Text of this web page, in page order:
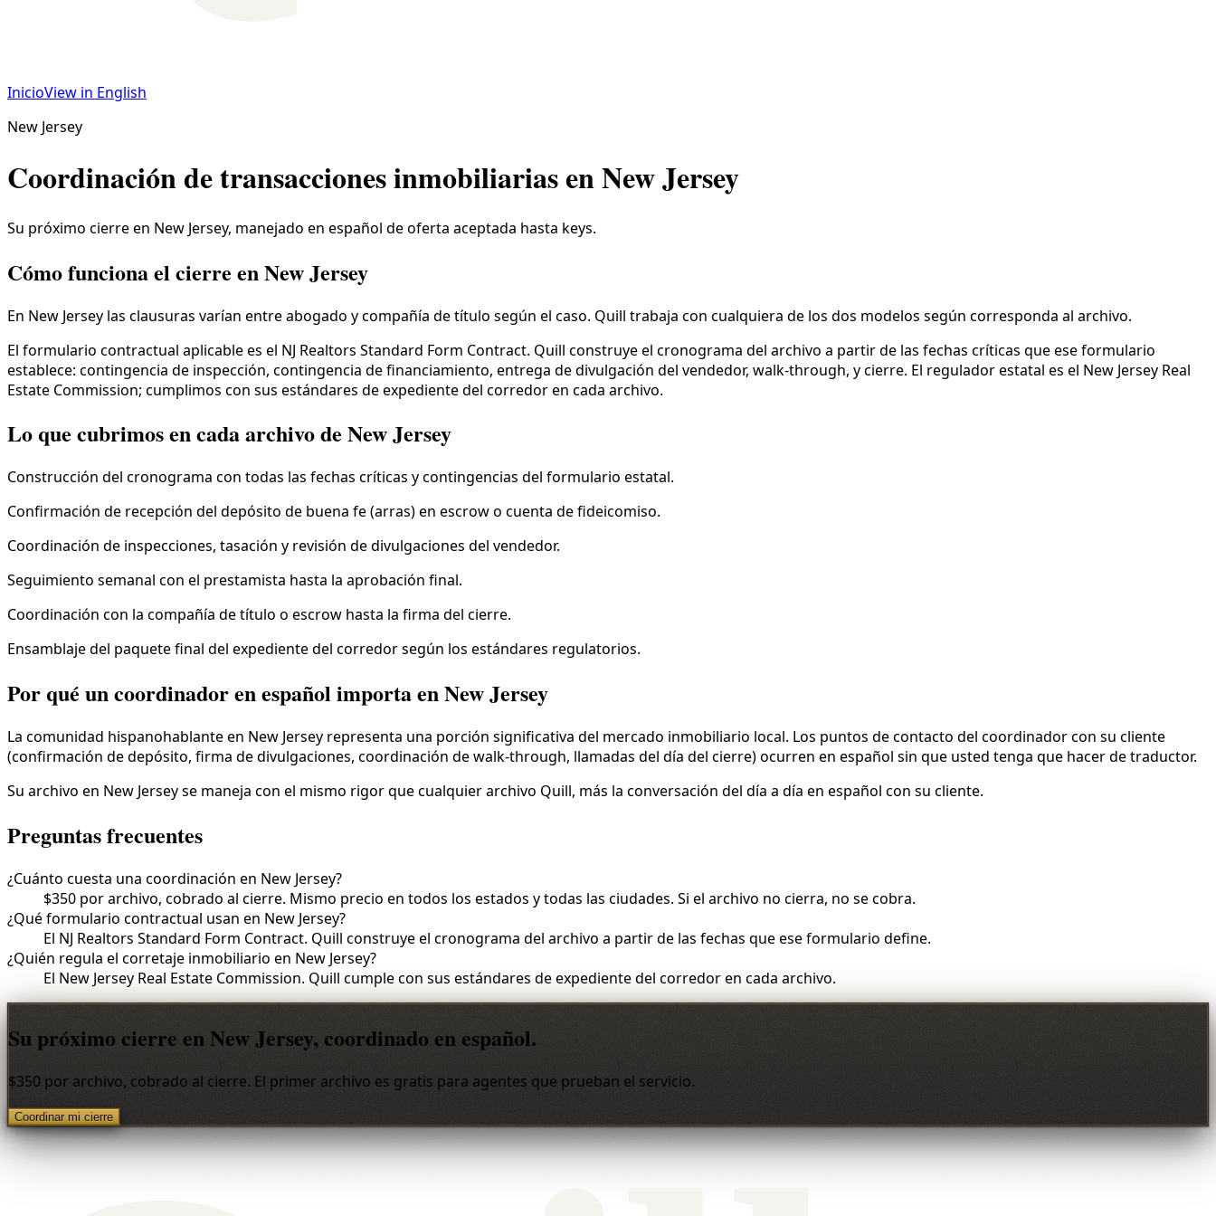
InicioView in English
New Jersey
Coordinación de transacciones inmobiliarias en New Jersey
Su próximo cierre en New Jersey, manejado en español de oferta aceptada hasta keys.
Cómo funciona el cierre en New Jersey
En New Jersey las clausuras varían entre abogado y compañía de título según el caso. Quill trabaja con cualquiera de los dos modelos según corresponda al archivo.
El formulario contractual aplicable es el NJ Realtors Standard Form Contract. Quill construye el cronograma del archivo a partir de las fechas críticas que ese formulario
establece: contingencia de inspección, contingencia de financiamiento, entrega de divulgación del vendedor, walk-through, y cierre. El regulador estatal es el New Jersey Real
Estate Commission; cumplimos con sus estándares de expediente del corredor en cada archivo.
Lo que cubrimos en cada archivo de New Jersey
Construcción del cronograma con todas las fechas críticas y contingencias del formulario estatal.
Confirmación de recepción del depósito de buena fe (arras) en escrow o cuenta de fideicomiso.
Coordinación de inspecciones, tasación y revisión de divulgaciones del vendedor.
Seguimiento semanal con el prestamista hasta la aprobación final.
Coordinación con la compañía de título o escrow hasta la firma del cierre.
Ensamblaje del paquete final del expediente del corredor según los estándares regulatorios.
Por qué un coordinador en español importa en New Jersey
La comunidad hispanohablante en New Jersey representa una porción significativa del mercado inmobiliario local. Los puntos de contacto del coordinador con su cliente
(confirmación de depósito, firma de divulgaciones, coordinación de walk-through, llamadas del día del cierre) ocurren en español sin que usted tenga que hacer de traductor.
Su archivo en New Jersey se maneja con el mismo rigor que cualquier archivo Quill, más la conversación del día a día en español con su cliente.
Preguntas frecuentes
¿Cuánto cuesta una coordinación en New Jersey?
$350 por archivo, cobrado al cierre. Mismo precio en todos los estados y todas las ciudades. Si el archivo no cierra, no se cobra.
¿Qué formulario contractual usan en New Jersey?
El NJ Realtors Standard Form Contract. Quill construye el cronograma del archivo a partir de las fechas que ese formulario define.
¿Quién regula el corretaje inmobiliario en New Jersey?
El New Jersey Real Estate Commission. Quill cumple con sus estándares de expediente del corredor en cada archivo.
Su próximo cierre en New Jersey, coordinado en español.
$350 por archivo, cobrado al cierre. El primer archivo es gratis para agentes que prueban el servicio.
Coordinar mi cierre